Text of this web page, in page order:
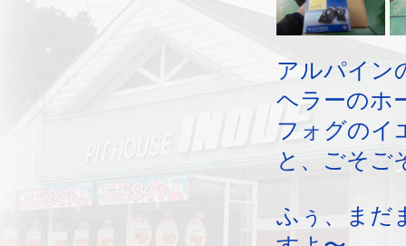
アルパイン
ヘラーのホ
フォグのイ
と、ごそご
ふぅ、まだ